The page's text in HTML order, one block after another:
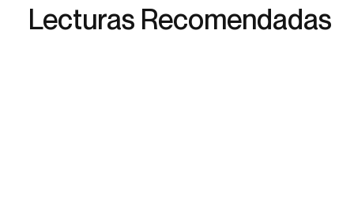
Lecturas Recomendadas